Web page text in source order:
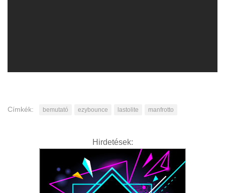
Címkék: bemutató ezybounce lastolite manfrotto
Hirdetések: